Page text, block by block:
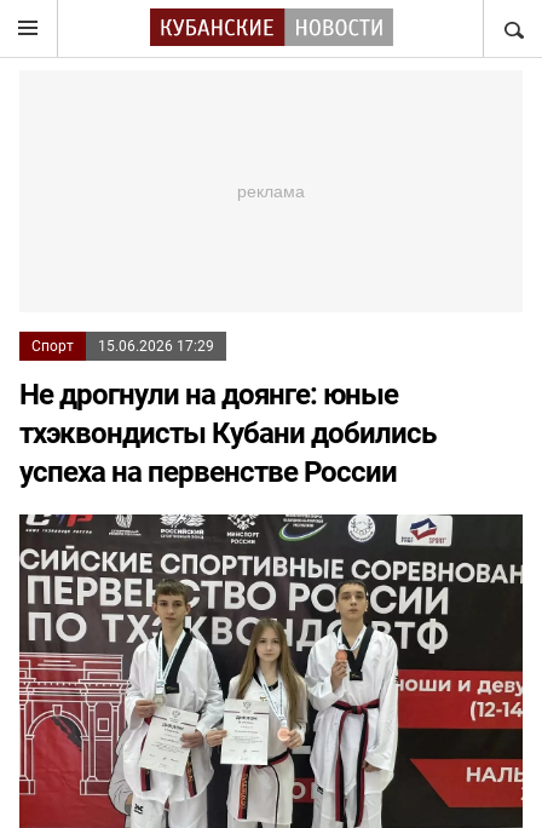
Спорт 15.06.2026 17:29
Не дрогнули на доянге: юные
тхэквондисты Кубани добились
успеха на первенстве России